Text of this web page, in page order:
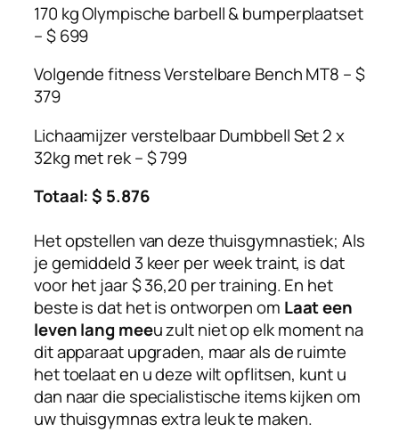
170 kg Olympische barbell & bumperplaatset
– $ 699
Volgende fitness Verstelbare Bench MT8 – $
379
Lichaamijzer verstelbaar Dumbbell Set 2 x
32kg met rek – $ 799
Totaal: $ 5.876
Het opstellen van deze thuisgymnastiek; Als
je gemiddeld 3 keer per week traint, is dat
voor het jaar $ 36,20 per training. En het
beste is dat het is ontworpen om Laat een
leven lang meeu zult niet op elk moment na
dit apparaat upgraden, maar als de ruimte
het toelaat en u deze wilt opflitsen, kunt u
dan naar die specialistische items kijken om
uw thuisgymnas extra leuk te maken.